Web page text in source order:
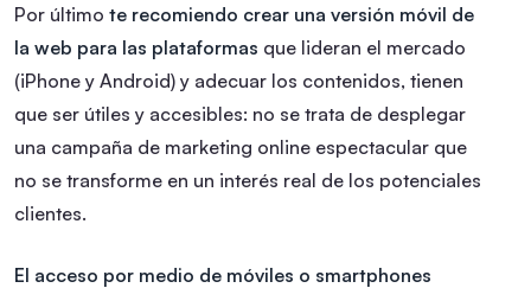
Por último te recomiendo crear una versión móvil de
la web para las plataformas que lideran el mercado
(iPhone y Android) y adecuar los contenidos, tienen
que ser útiles y accesibles: no se trata de desplegar
una campaña de marketing online espectacular que
no se transforme en un interés real de los potenciales
clientes.
El acceso por medio de móviles o smartphones